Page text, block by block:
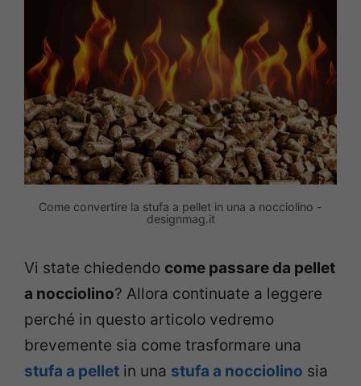
Come convertire la stufa a pellet in una a nocciolino -
designmag.it
Vi state chiedendo come passare da pellet
a nocciolino? Allora continuate a leggere
perché in questo articolo vedremo
brevemente sia come trasformare una
stufa a pellet in una stufa a nocciolino sia